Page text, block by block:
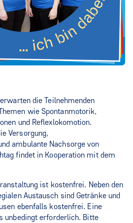
die Teilnehmenden
wie Spontanmotorik,
und Reflexlokomotion.
Versorgung,
ambulante Nachsorge von
findet in Kooperation mit dem
ist kostenfrei. Neben den
Austausch sind Getränke und
ebenfalls kostenfrei. Eine
unbedingt erforderlich. Bitte